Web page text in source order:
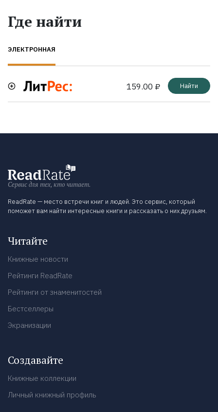
Где найти
ЭЛЕКТРОННАЯ
159.00 ₽ Найти
Сервис для тех, кто читает.
ReadRate — место встречи книг и людей. Это сервис, который
поможет вам найти интересные книги и рассказать о них друзьям.
Читайте
Книжные новости
Рейтинги ReadRate
Рейтинги от знаменитостей
Бестселлеры
Экранизации
Создавайте
Книжные коллекции
Личный книжный профиль